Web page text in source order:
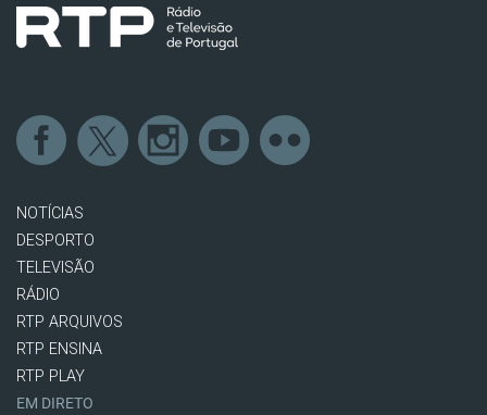
NOTÍCIAS
DESPORTO
TELEVISÃO
RÁDIO
RTP ARQUIVOS
RTP ENSINA
RTP PLAY
EM DIRETO